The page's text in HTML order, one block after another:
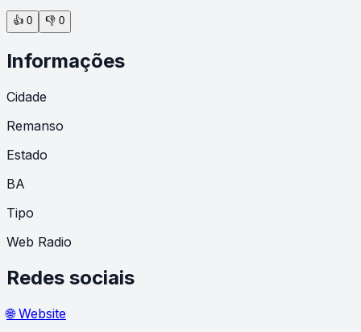
👍 0 👎 0
Informações
Cidade
Remanso
Estado
BA
Tipo
Web Radio
Redes sociais
🌐 Website